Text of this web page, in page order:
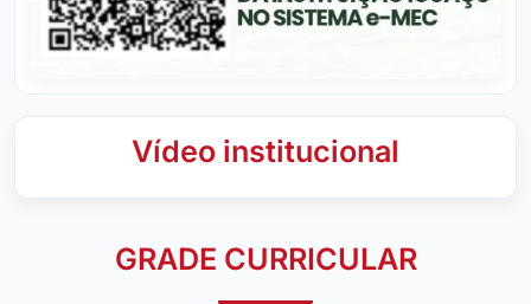
Vídeo institucional
GRADE CURRICULAR